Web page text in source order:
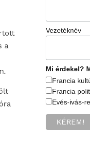
a
Vezetéknév
Mi érdekel?
Francia
Francia
Evés-ivás-